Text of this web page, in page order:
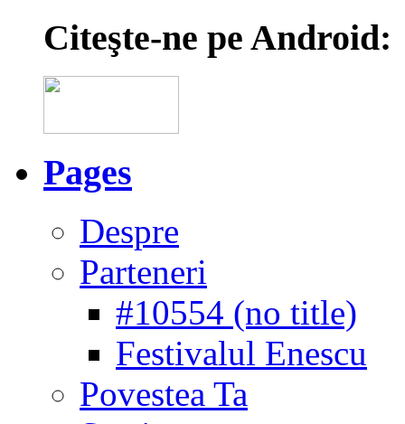
Citeşte-ne pe Android:
Pages
Despre
Parteneri
#10554 (no title)
Festivalul Enescu
Povestea Ta